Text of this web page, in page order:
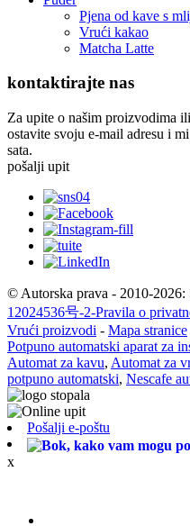
Pjena od kave s
Vrući kakao
Matcha Latte
kontaktirajte nas
Za upite o našim proizvodima
ostavite svoju e-mail adresu i
sata.
pošalji upit
© Autorska prava - 2010-2026:
12024536号-2-Pravila o
Vrući proizvodi - Mapa stranice
Potpuno automatski aparat za
Automat za kavu, Automat za
potpuno automatski, Nescafe
Pošalji e-poštu
x